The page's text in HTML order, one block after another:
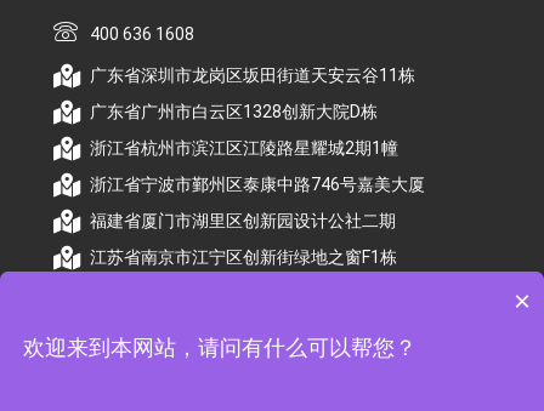
400 636 1608
广东省深圳市龙岗区坂田街道天安云谷11栋
广东省广州市白云区1328创新大院D栋
浙江省杭州市滨江区江陵路星耀城2期1幢
浙江省宁波市鄞州区泰康中路746号嘉美大厦
福建省厦门市湖里区创新园设计公社二期
江苏省南京市江宁区创新街绿地之窗F1栋
×
欢迎来到本网站，请问有什么可以帮您？